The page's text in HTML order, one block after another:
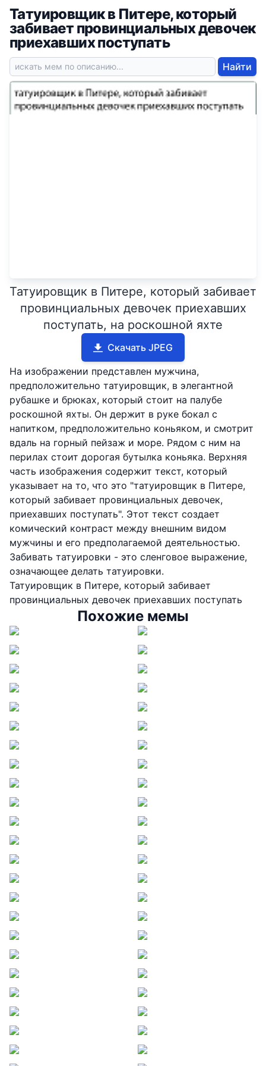
Татуировщик в Питере, который
забивает провинциальных девочек
приехавших поступать
Найти
Татуировщик в Питере, который забивает
провинциальных девочек приехавших
поступать, на роскошной яхте
Скачать JPEG
На изображении представлен мужчина,
предположительно татуировщик, в элегантной
рубашке и брюках, который стоит на палубе
роскошной яхты. Он держит в руке бокал с
напитком, предположительно коньяком, и смотрит
вдаль на горный пейзаж и море. Рядом с ним на
перилах стоит дорогая бутылка коньяка. Верхняя
часть изображения содержит текст, который
указывает на то, что это "татуировщик в Питере,
который забивает провинциальных девочек,
приехавших поступать". Этот текст создает
комический контраст между внешним видом
мужчины и его предполагаемой деятельностью.
Забивать татуировки - это сленговое выражение,
означающее делать татуировки.
Татуировщик в Питере, который забивает
провинциальных девочек приехавших поступать
Похожие мемы